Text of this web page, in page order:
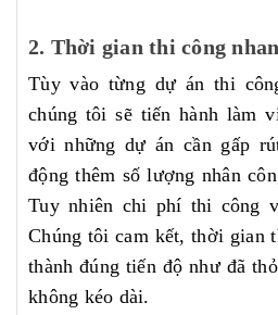
2. Thời gian thi công
Tùy vào từng dự án thi
chúng tôi sẽ tiến hành làm
với những dự án cần gấp
động thêm số lượng nhân
Tuy nhiên chi phí thi công
Chúng tôi cam kết, thời gian
thành đúng tiến độ như đã
không kéo dài.